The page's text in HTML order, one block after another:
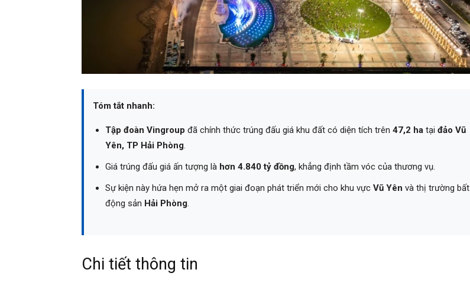
Tóm tắt nhanh:
Tập đoàn Vingroup đã chính thức trúng đấu giá khu đất có diện tích trên 47,2 ha tại đảo Vũ
Yên, TP Hải Phòng.
Giá trúng đấu giá ấn tượng là hơn 4.840 tỷ đồng, khẳng định tầm vóc của thương vụ.
Sự kiện này hứa hẹn mở ra một giai đoạn phát triển mới cho khu vực Vũ Yên và thị trường bất
động sản Hải Phòng.
Chi tiết thông tin